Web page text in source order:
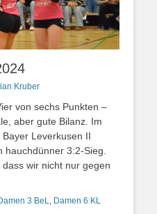
Kruber
von sechs Punkten –
aber gute Bilanz. Im
Leverkusen II
hauchdünner 3:2-Sieg.
wir nicht nur gegen
3 BeL, Damen 6 KL